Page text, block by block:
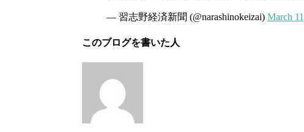
— 習志野経済新聞 (@narashinokeizai) March
このブログを書いた人